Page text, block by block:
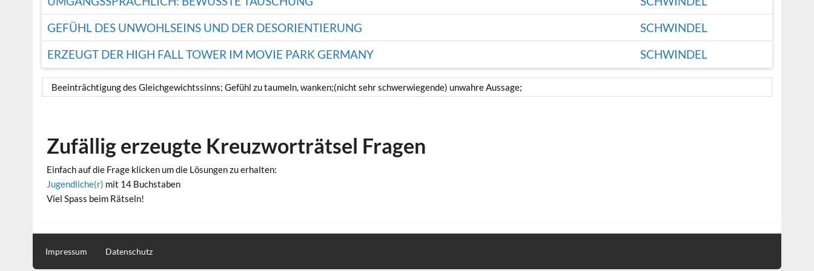
GEFÜHL DES UNWOHLSEINS UND DER DESORIENTIERUNG
SCHWINDEL
ERZEUGT DER HIGH FALL TOWER IM MOVIE PARK GERMANY
SCHWINDEL
Beeinträchtigung des Gleichgewichtssinns; Gefühl zu taumeln, wanken;(nicht sehr schwerwiegende) unwahre Aussage;
Zufällig erzeugte Kreuzworträtsel Fragen
Einfach auf die Frage klicken um die Lösungen zu erhalten:
Jugendliche(r) mit 14 Buchstaben
Viel Spass beim Rätseln!
Impressum Datenschutz